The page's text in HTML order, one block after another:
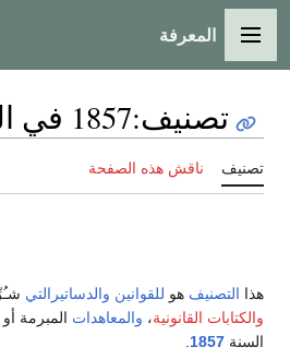
القائمة الرئيسية
المعرفة
تصنيف:1857 في القانون
تصنيف ناقش هذه الصفحة
هذا التصنيف هو للقوانين والدساتيرالتي
والكتابات القانونية، والمعاهدات المبرمة
السنة 1857